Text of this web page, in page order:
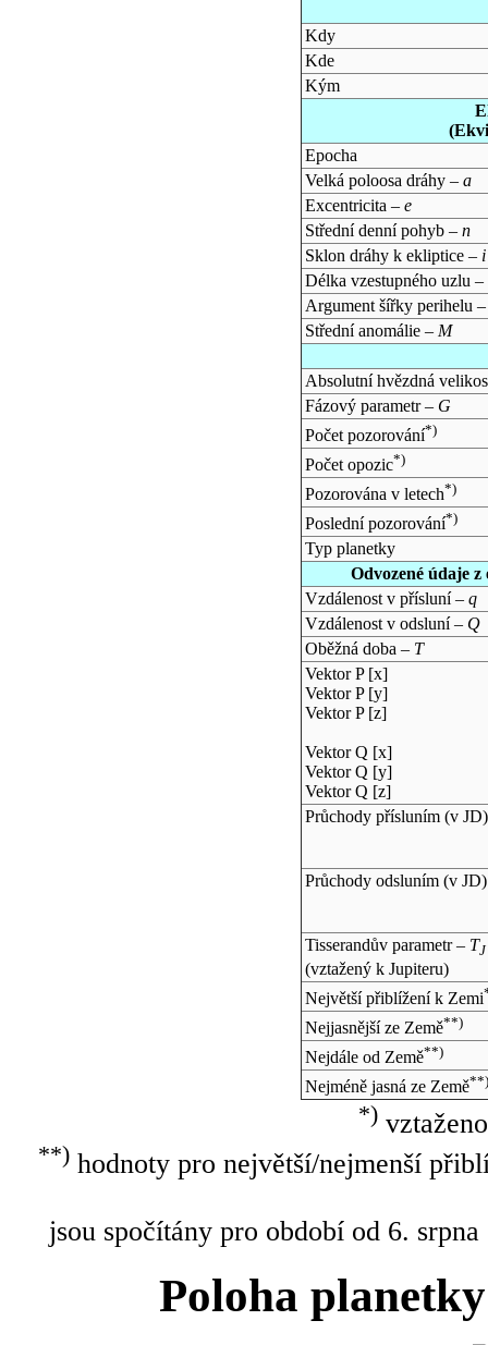
Kdy
Kde
Kým
Epocha
Velká poloosa dráhy – a
Excentricita – e
Střední denní pohyb – n
Sklon dráhy k ekliptice – i
Délka vzestupného uzlu –
Argument šířky perihelu
Střední anomálie – M
Absolutní hvězdná
Fázový parametr – G
Počet pozorování*)
Počet opozic*)
Pozorována v letech*)
Poslední pozorování*)
Typ planetky
Odvozené údaje
Vzdálenost v přísluní – q
Vzdálenost v odsluní – Q
Oběžná doba – T
Vektor P [x]
Vektor P [y]
Vektor P [z]
Vektor Q [x]
Vektor Q [y]
Vektor Q [z]
Průchody přísluním (v JD)
Průchody odsluním (v JD)
Tisserandův parametr – TJ
(vztažený k Jupiteru)
Největší přiblížení k Zemi
Nejjasnější ze Země**)
Nejdále od Země**)
Nejméně jasná ze Země**)
*)
**)hodnoty pro největší/nejmenší
jsou spočítány pro období od 6.
Poloha